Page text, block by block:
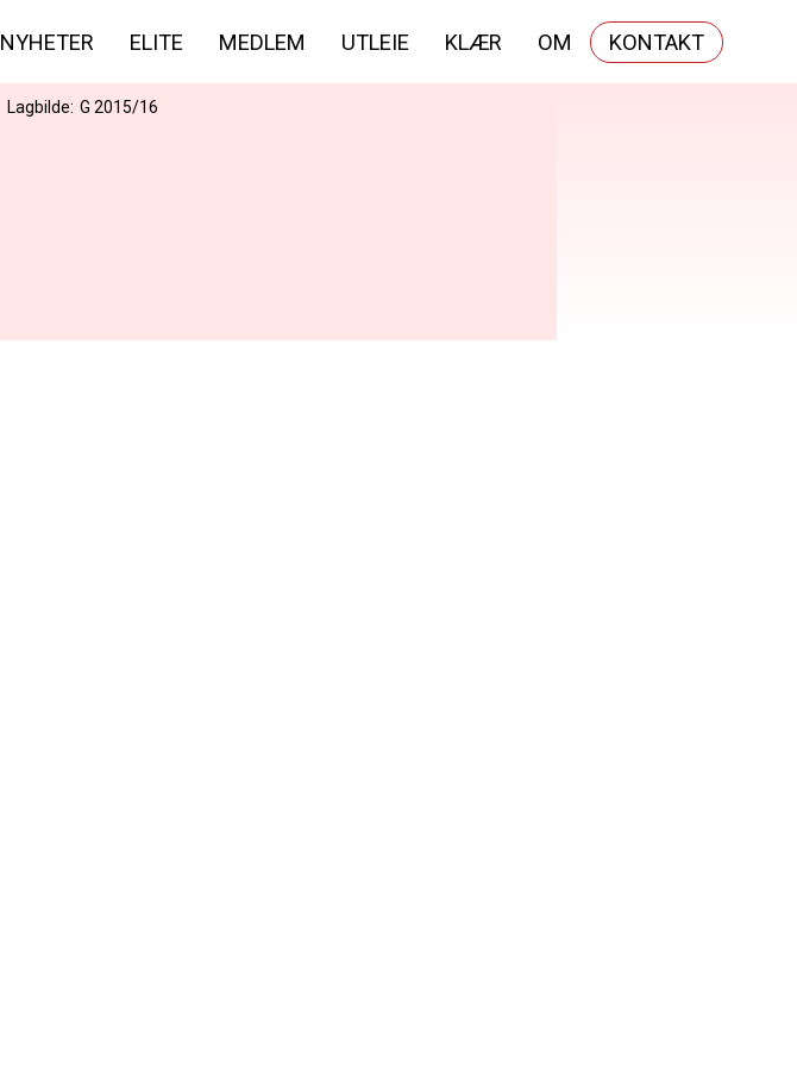
NYHETER ELITE MEDLEM UTLEIE KLÆR OM KONTAKT
Lagbilde: G 2015/16